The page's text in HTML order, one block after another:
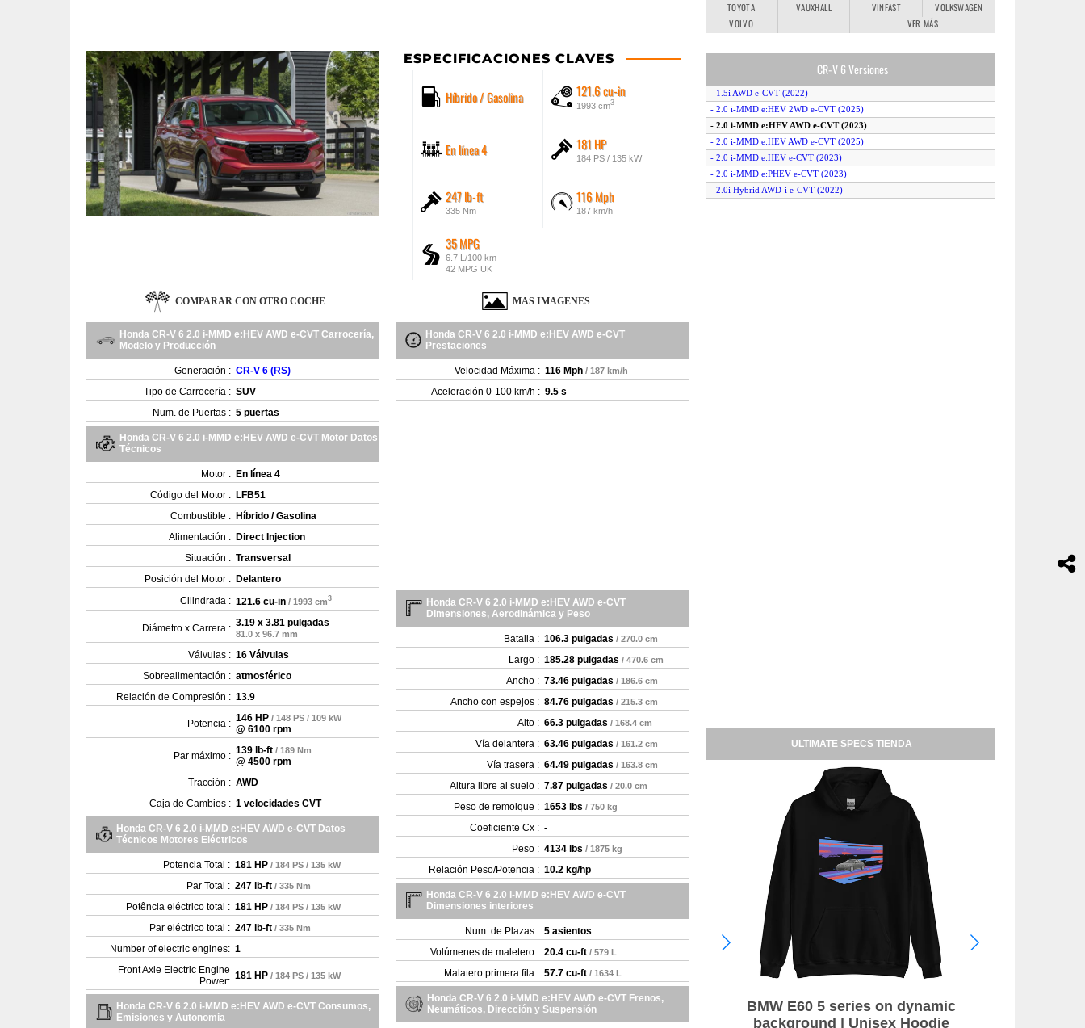
ESPECIFICACIONES CLAVES
Híbrido / Gasolina 121.6 cu-in
1993 cm3
En línea 4 181 HP
184 PS / 135 kW
247 lb-ft
335 Nm
116 Mph
187 km/h
35 MPG
6.7 L/100 km
42 MPG UK
COMPARAR CON OTRO COCHE MAS IMAGENES
Honda CR-V 6 2.0 i-MMD e:HEV AWD e-CVT Carrocería,
Modelo y Producción
Generación : CR-V 6 (RS)
Tipo de Carrocería : SUV
Num. de Puertas : 5 puertas
Honda CR-V 6 2.0 i-MMD e:HEV AWD e-CVT Motor Datos
Técnicos
Motor : En línea 4
Código del Motor : LFB51
Combustible : Híbrido / Gasolina
Alimentación : Direct Injection
Situación : Transversal
Posición del Motor : Delantero
Cilindrada : 121.6 cu-in / 1993 cm3
Diámetro x Carrera : 3.19 x 3.81 pulgadas
81.0 x 96.7 mm
Válvulas : 16 Válvulas
Sobrealimentación : atmosférico
Relación de Compresión : 13.9
Potencia : 146 HP / 148 PS / 109 kW
@ 6100 rpm
Par máximo : 139 lb-ft / 189 Nm
@ 4500 rpm
Tracción : AWD
Caja de Cambios : 1 velocidades CVT
Honda CR-V 6 2.0 i-MMD e:HEV AWD e-CVT Datos
Técnicos Motores Eléctricos
Potencia Total : 181 HP / 184 PS / 135 kW
Par Total : 247 lb-ft / 335 Nm
Potência eléctrico total : 181 HP / 184 PS / 135 kW
Par eléctrico total : 247 lb-ft / 335 Nm
Number of electric engines: 1
Front Axle Electric Engine
Power: 181 HP / 184 PS / 135 kW
Honda CR-V 6 2.0 i-MMD e:HEV AWD e-CVT Consumos,
Emisiones y Autonomia
Honda CR-V 6 2.0 i-MMD e:HEV AWD e-CVT
Prestaciones
Velocidad Máxima : 116 Mph / 187 km/h
Aceleración 0-100 km/h : 9.5 s
Honda CR-V 6 2.0 i-MMD e:HEV AWD e-CVT
Dimensiones, Aerodinámica y Peso
Batalla : 106.3 pulgadas / 270.0 cm
Largo : 185.28 pulgadas / 470.6 cm
Ancho : 73.46 pulgadas / 186.6 cm
Ancho con espejos : 84.76 pulgadas / 215.3 cm
Alto : 66.3 pulgadas / 168.4 cm
Vía delantera : 63.46 pulgadas / 161.2 cm
Vía trasera : 64.49 pulgadas / 163.8 cm
Altura libre al suelo : 7.87 pulgadas / 20.0 cm
Peso de remolque : 1653 lbs / 750 kg
Coeficiente Cx : -
Peso : 4134 lbs / 1875 kg
Relación Peso/Potencia : 10.2 kg/hp
Honda CR-V 6 2.0 i-MMD e:HEV AWD e-CVT
Dimensiones interiores
Num. de Plazas : 5 asientos
Volúmenes de maletero : 20.4 cu-ft / 579 L
Malatero primera fila : 57.7 cu-ft / 1634 L
Honda CR-V 6 2.0 i-MMD e:HEV AWD e-CVT Frenos,
Neumáticos, Dirección y Suspensión
TOYOTA
VAUXHALL VINFAST
VOLKSWAGEN
VOLVO
VER MÁS
CR-V 6 Versiones
- 1.5i AWD e-CVT (2022)
- 2.0 i-MMD e:HEV 2WD e-CVT (2025)
- 2.0 i-MMD e:HEV AWD e-CVT (2023)
- 2.0 i-MMD e:HEV AWD e-CVT (2025)
- 2.0 i-MMD e:HEV e-CVT (2023)
- 2.0 i-MMD e:PHEV e-CVT (2023)
- 2.0i Hybrid AWD-i e-CVT (2022)
ULTIMATE SPECS TIENDA